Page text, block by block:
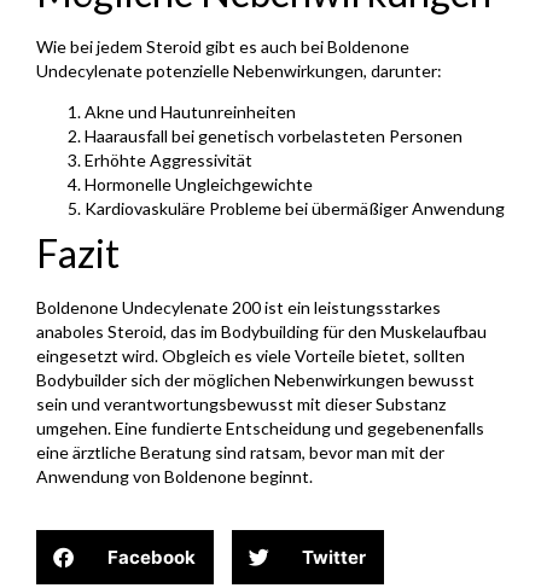
Wie bei jedem Steroid gibt es auch bei Boldenone
Undecylenate potenzielle Nebenwirkungen, darunter:
Akne und Hautunreinheiten
Haarausfall bei genetisch vorbelasteten Personen
Erhöhte Aggressivität
Hormonelle Ungleichgewichte
Kardiovaskuläre Probleme bei übermäßiger Anwendung
Fazit
Boldenone Undecylenate 200 ist ein leistungsstarkes
anaboles Steroid, das im Bodybuilding für den Muskelaufbau
eingesetzt wird. Obgleich es viele Vorteile bietet, sollten
Bodybuilder sich der möglichen Nebenwirkungen bewusst
sein und verantwortungsbewusst mit dieser Substanz
umgehen. Eine fundierte Entscheidung und gegebenenfalls
eine ärztliche Beratung sind ratsam, bevor man mit der
Anwendung von Boldenone beginnt.
Facebook Twitter